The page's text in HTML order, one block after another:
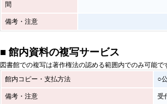
間
備考・注意
■ 館内資料の複写サービス
図書館での複写は著作権法の認める範囲内でのみ可能で
館内コピー・支払方法
○
備考・注意 受